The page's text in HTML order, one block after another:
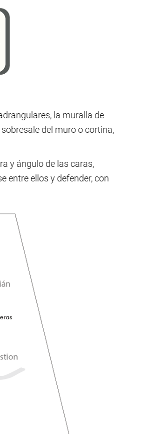
la muralla de
del muro o cortina,
y ángulo de las caras,
entre ellos y defender, con